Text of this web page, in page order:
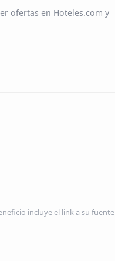
ofertas en Hoteles.com y
incluye el link a su fuente